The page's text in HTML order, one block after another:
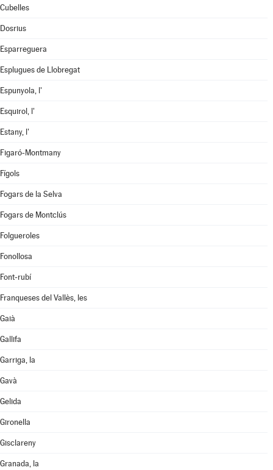
Cubelles
Dosrius
Esparreguera
Esplugues de Llobregat
Espunyola, l'
Esquirol, l'
Estany, l'
Figaró-Montmany
Fígols
Fogars de la Selva
Fogars de Montclús
Folgueroles
Fonollosa
Font-rubí
Franqueses del Vallès, les
Gaià
Gallifa
Garriga, la
Gavà
Gelida
Gironella
Gisclareny
Granada, la